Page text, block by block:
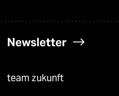
Newsletter
team zukunft